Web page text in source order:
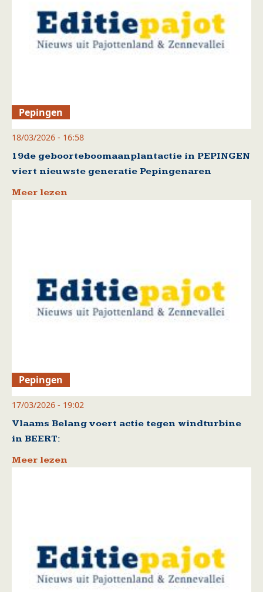
Pepingen
18/03/2026 - 16:58
19de geboorteboomaanplantactie in PEPINGEN
viert nieuwste generatie Pepingenaren
Meer lezen
Pepingen
17/03/2026 - 19:02
Vlaams Belang voert actie tegen windturbine
in BEERT:
Meer lezen